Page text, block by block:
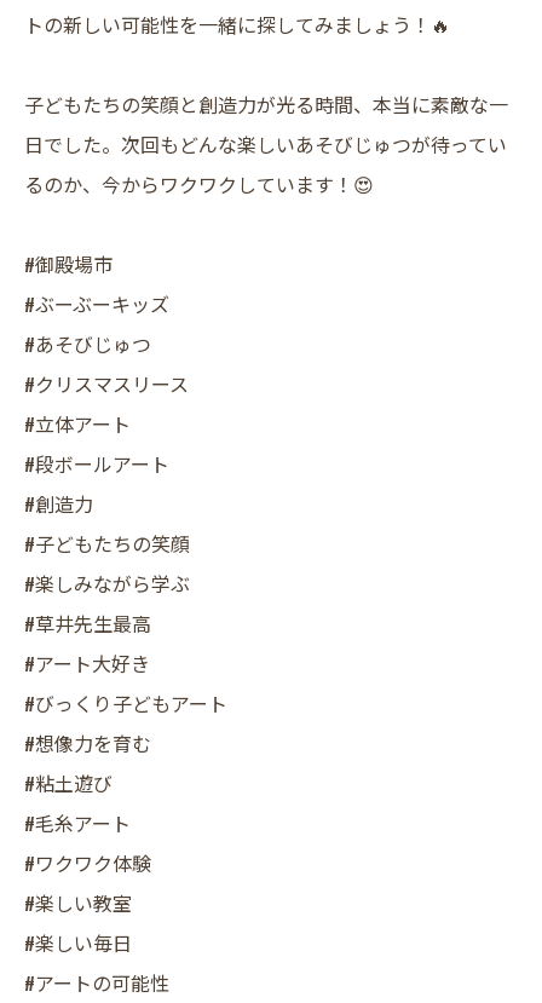
トの新しい可能性を一緒に探してみましょう！🔥
子どもたちの笑顔と創造力が光る時間、本当に素敵な一
日でした。次回もどんな楽しいあそびじゅつが待ってい
るのか、今からワクワクしています！😍
#御殿場市
#ぶーぶーキッズ
#あそびじゅつ
#クリスマスリース
#立体アート
#段ボールアート
#創造力
#子どもたちの笑顔
#楽しみながら学ぶ
#草井先生最高
#アート大好き
#びっくり子どもアート
#想像力を育む
#粘土遊び
#毛糸アート
#ワクワク体験
#楽しい教室
#楽しい毎日
#アートの可能性